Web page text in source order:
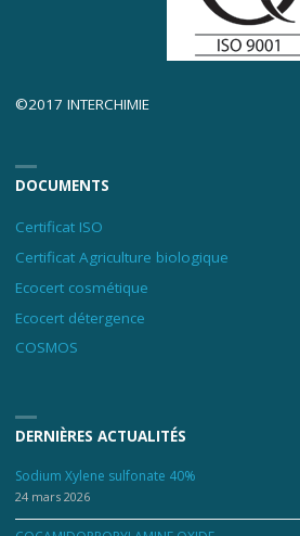
©2017 INTERCHIMIE
DOCUMENTS
Certificat ISO
Certificat Agriculture biologique
Ecocert cosmétique
Ecocert détergence
COSMOS
DERNIÈRES ACTUALITÉS
Sodium Xylene sulfonate 40%
24 mars 2026